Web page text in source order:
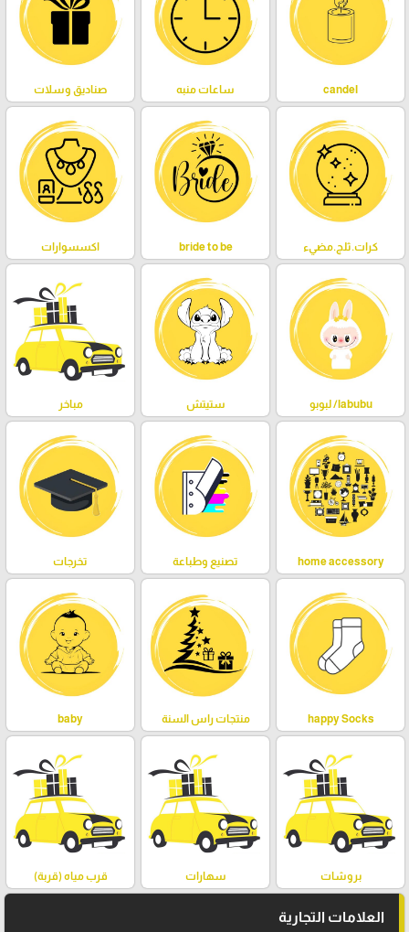
candel ساعات منبه صناديق وسلات
كرات.ثلج.مضيء bride to be اكسسوارات
labubu/ لبوبو ستيتش مباخر
home accessory تصنيع وطباعة تخرجات
happy Socks منتجات راس السنة baby
بروشات سهارات قرب مياه (قربة)
العلامات التجارية